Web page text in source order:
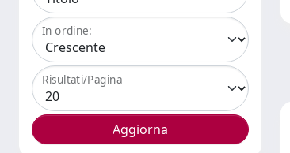
In ordine:
Risultati/Pagina